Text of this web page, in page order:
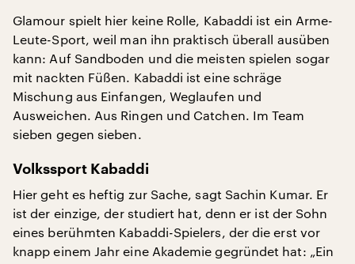
Glamour spielt hier keine Rolle, Kabaddi ist ein Arme-
Leute-Sport, weil man ihn praktisch überall ausüben
kann: Auf Sandboden und die meisten spielen sogar
mit nackten Füßen. Kabaddi ist eine schräge
Mischung aus Einfangen, Weglaufen und
Ausweichen. Aus Ringen und Catchen. Im Team
sieben gegen sieben.
Volkssport Kabaddi
Hier geht es heftig zur Sache, sagt Sachin Kumar. Er
ist der einzige, der studiert hat, denn er ist der Sohn
eines berühmten Kabaddi-Spielers, der die erst vor
knapp einem Jahr eine Akademie gegründet hat: „Ein